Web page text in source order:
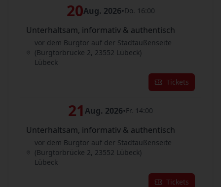
20Aug. 2026•Do. 16:00
Unterhaltsam, informativ & authentisch
vor dem Burgtor auf der Stadtaußenseite
(Burgtorbrücke 2, 23552 Lübeck)
Lübeck
Tickets
21 Aug. 2026•Fr. 14:00
Unterhaltsam, informativ & authentisch
vor dem Burgtor auf der Stadtaußenseite
(Burgtorbrücke 2, 23552 Lübeck)
Lübeck
Tickets